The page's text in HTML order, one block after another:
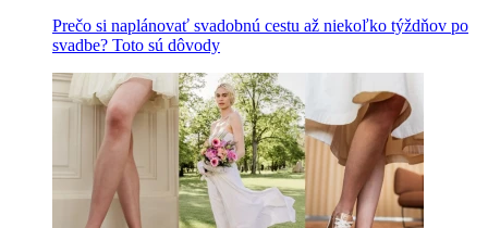
Prečo si naplánovať svadobnú cestu až niekoľko týždňov po
svadbe? Toto sú dôvody